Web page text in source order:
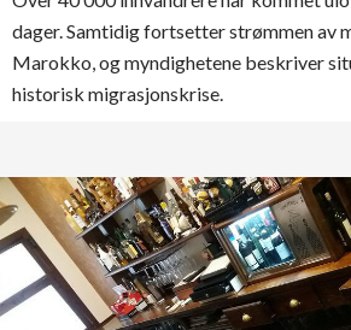
dager. Samtidig fortsetter strømmen av
Marokko, og myndighetene beskriver
historisk migrasjonskrise.